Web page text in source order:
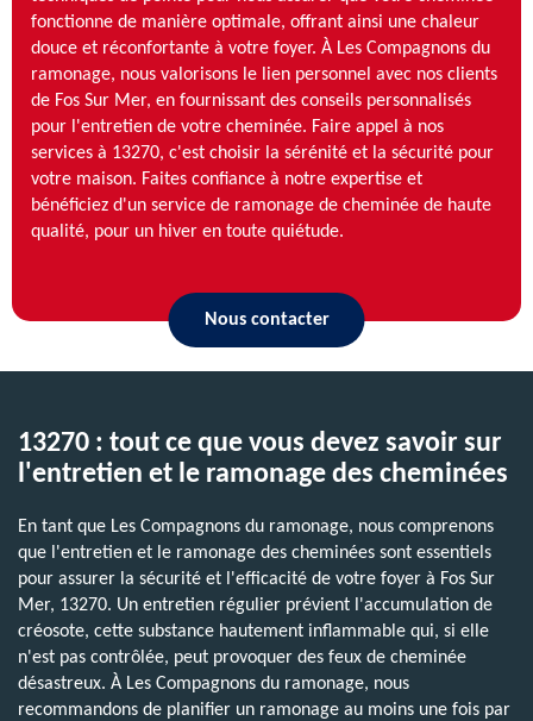
fonctionne de manière optimale, offrant ainsi une chaleur
douce et réconfortante à votre foyer. À Les Compagnons du
ramonage, nous valorisons le lien personnel avec nos clients
de Fos Sur Mer, en fournissant des conseils personnalisés
pour l'entretien de votre cheminée. Faire appel à nos
services à 13270, c'est choisir la sérénité et la sécurité pour
votre maison. Faites confiance à notre expertise et
bénéficiez d'un service de ramonage de cheminée de haute
qualité, pour un hiver en toute quiétude.
Nous contacter
13270 : tout ce que vous devez savoir sur
l'entretien et le ramonage des cheminées
En tant que Les Compagnons du ramonage, nous comprenons
que l'entretien et le ramonage des cheminées sont essentiels
pour assurer la sécurité et l'efficacité de votre foyer à Fos Sur
Mer, 13270. Un entretien régulier prévient l'accumulation de
créosote, cette substance hautement inflammable qui, si elle
n'est pas contrôlée, peut provoquer des feux de cheminée
désastreux. À Les Compagnons du ramonage, nous
recommandons de planifier un ramonage au moins une fois par